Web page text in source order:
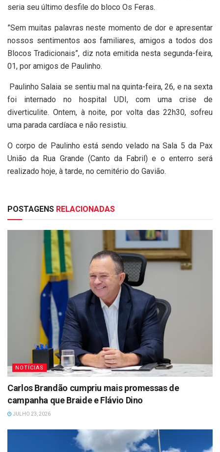
seria seu último desfile do bloco Os Feras.
”Sem muitas palavras neste momento de dor e apresentar
nossos sentimentos aos familiares, amigos a todos dos
Blocos Tradicionais”, diz nota emitida nesta segunda-feira,
01, por amigos de Paulinho.
Paulinho Salaia se sentiu mal na quinta-feira, 26, e na sexta
foi internado no hospital UDI, com uma crise de
diverticulite. Ontem, à noite, por volta das 22h30, sofreu
uma parada cardíaca e não resistiu.
O corpo de Paulinho está sendo velado na Sala 5 da Pax
União da Rua Grande (Canto da Fabril) e o enterro será
realizado hoje, à tarde, no cemitério do Gavião.
POSTAGENS RELACIONADAS
NOTÍCIAS
Carlos Brandão cumpriu mais promessas de
campanha que Braide e Flávio Dino
JULHO 23, 2026